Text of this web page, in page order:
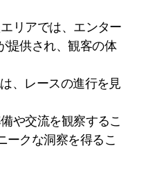
リアでは、エンター
提供され、観客の体
、レースの進行を見
や交流を観察するこ
ークな洞察を得るこ